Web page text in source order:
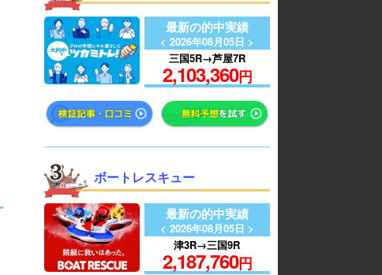
最新の的中実績
< 2026年08月05日 >
三国5R→芦屋7R
2,103,360円
ボートレスキュー
最新の的中実績
< 2026年08月05日 >
津3R→三国9R
2,187,760円